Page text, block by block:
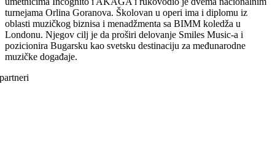
turnejama Orlina Goranova. Školovan u operi ima i diplomu iz
oblasti muzičkog biznisa i menadžmenta sa BIMM koledža u
Londonu. Njegov cilj je da proširi delovanje Smiles Music-a i
pozicionira Bugarsku kao svetsku destinaciju za međunarodne
muzičke događaje.
partneri